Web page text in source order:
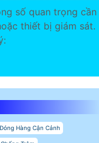
số quan trọng cần
thiết bị giám sát.
Hàng Cận Cảnh